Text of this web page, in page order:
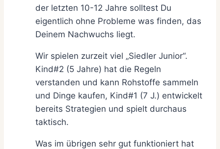
der letzten 10-12 Jahre solltest Du
eigentlich ohne Probleme was finden, das
Deinem Nachwuchs liegt.
Wir spielen zurzeit viel „Siedler Junior“.
Kind#2 (5 Jahre) hat die Regeln
verstanden und kann Rohstoffe sammeln
und Dinge kaufen, Kind#1 (7 J.) entwickelt
bereits Strategien und spielt durchaus
taktisch.
Was im übrigen sehr gut funktioniert hat